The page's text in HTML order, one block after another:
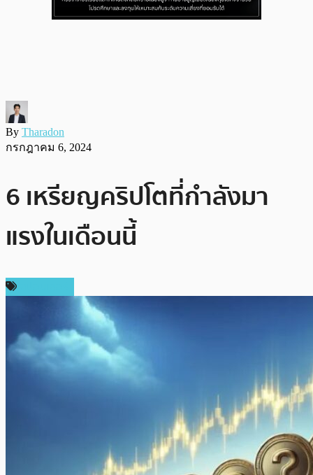
By Tharadon
กรกฎาคม 6, 2024
6 เหรียญคริปโตที่กำลังมา
แรงในเดือนนี้